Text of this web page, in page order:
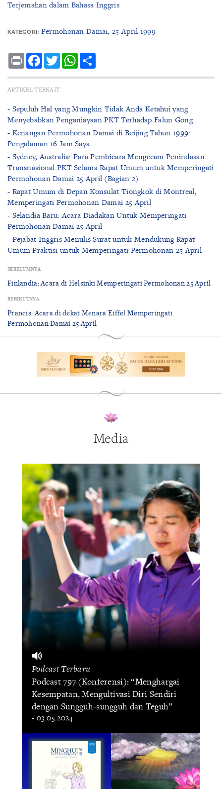
Terjemahan dalam Bahasa Inggris
KATEGORI: Permohonan Damai, 25 April 1999
Print FacebookTwitterWhatsApp
ARTIKEL TERKAIT
- Sepuluh Hal yang Mungkin Tidak Anda Ketahui yang
Menyebabkan Penganiayaan PKT Terhadap Falun Gong
- Kenangan Permohonan Damai di Beijing Tahun 1999:
Pengalaman 16 Jam Saya
- Sydney, Australia: Para Pembicara Mengecam Penindasan
Transnasional PKT Selama Rapat Umum untuk Memperingati
Permohonan Damai 25 April (Bagian 2)
- Rapat Umum di Depan Konsulat Tiongkok di Montreal,
Memperingati Permohonan Damai 25 April
- Selandia Baru: Acara Diadakan Untuk Memperingati
Permohonan Damai 25 April
- Pejabat Inggris Menulis Surat untuk Mendukung Rapat
Umum Praktisi untuk Memperingati Permohonan 25 April
SEBELUMNYA
Finlandia: Acara di Helsinki Memperingati Permohonan 25 April
BERIKUTNYA
Prancis: Acara di dekat Menara Eiffel Memperingati
Permohonan Damai 25 April
Media
Podcast Terbaru
Podcast 797 (Konferensi): “Menghargai
Kesempatan, Mengultivasi Diri Sendiri
dengan Sungguh-sungguh dan Teguh”
- 03.05.2024